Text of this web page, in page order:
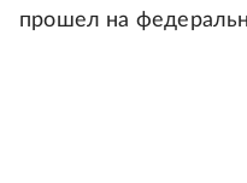
прошел на